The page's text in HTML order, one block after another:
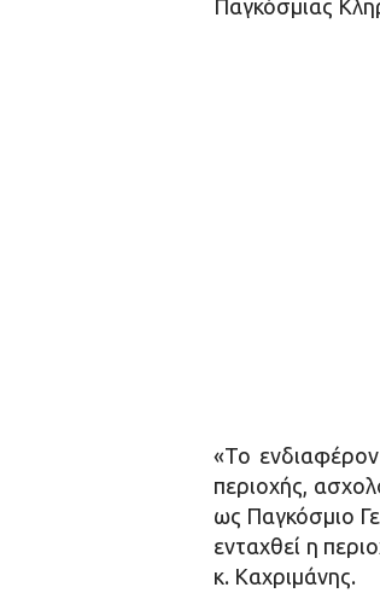
Παγκόσμιας
«Το
περιοχής,
ως Παγκόσμιο
ενταχθεί η
κ. Καχριμάνης.